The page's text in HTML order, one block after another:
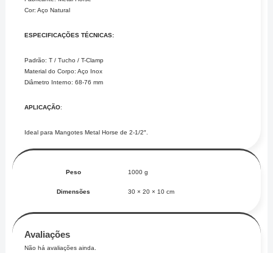
UNID
Cor: Aço Natural
ESPECIFICAÇÕES TÉCNICAS:
Padrão: T / Tucho / T-Clamp
Material do Corpo: Aço Inox
Diâmetro Interno: 68-76 mm
APLICAÇÃO:
Ideal para Mangotes Metal Horse de 2-1/2″.
Peso 1000 g
Dimensões 30 × 20 × 10 cm
Avaliações
Não há avaliações ainda.